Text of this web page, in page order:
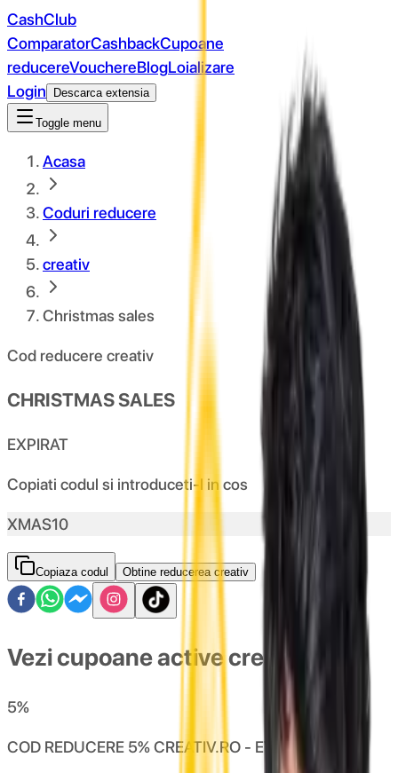
CashClub
ComparatorCashbackCupoane
reducereVouchereBlogLoializare
Login
Descarca extensia
Toggle menu
Acasa
Coduri reducere
creativ
Christmas sales
Cod reducere creativ
CHRISTMAS SALES
EXPIRAT
Copiati codul si introduceti-l in cos
XMAS10
Copiaza codul Obtine reducerea creativ
Vezi cupoane active creativ
5%
COD REDUCERE 5% CREATIV.RO - EVENIMENTE